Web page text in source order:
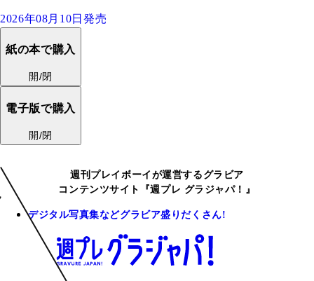
2026年08月10日発売
紙の本で購入
開/閉
電子版で購入
開/閉
週刊プレイボーイが運営するグラビア
コンテンツサイト『週プレ グラジャパ！』
デジタル写真集などグラビア盛りだくさん!